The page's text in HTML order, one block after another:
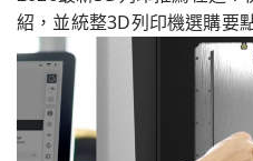
紹，並統整3D列印機選購要
不難！